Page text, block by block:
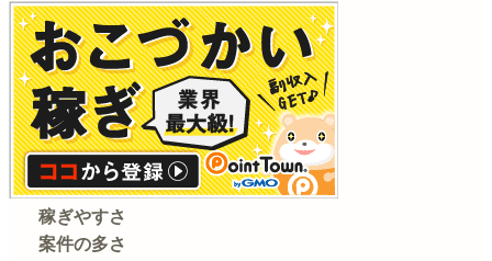
稼ぎやすさ
案件の多さ